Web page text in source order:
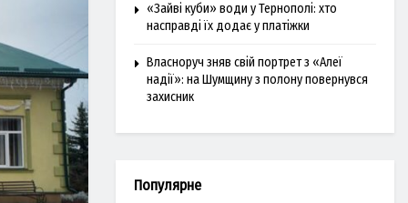
«Зайві куби» води у Тернополі: хто
насправді їх додає у платіжки
Власноруч зняв свій портрет з «Алеї
надії»: на Шумщину з полону повернувся
захисник
Популярне